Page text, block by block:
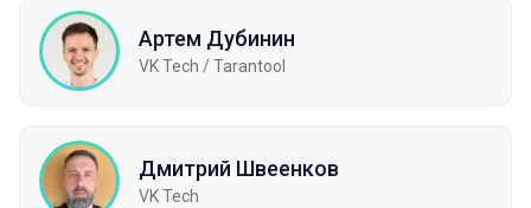
Артем Дубинин
VK Tech / Tarantool
Дмитрий Швеенков
VK Tech